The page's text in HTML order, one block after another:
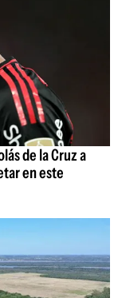
de la Cruz a
en este